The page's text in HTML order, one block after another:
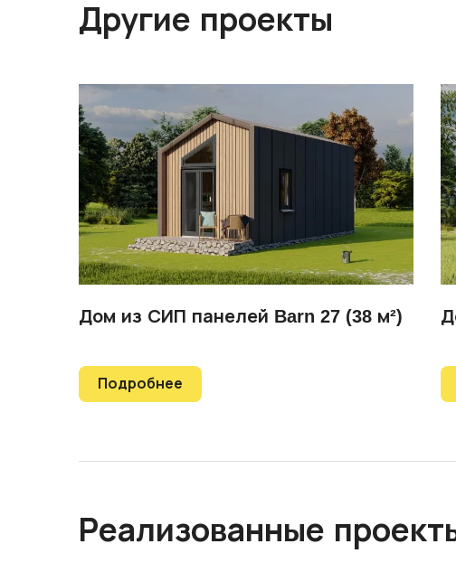
Другие проекты
Дом из СИП панелей Barn 27 (38 м²)
Подробнее
Реализованные